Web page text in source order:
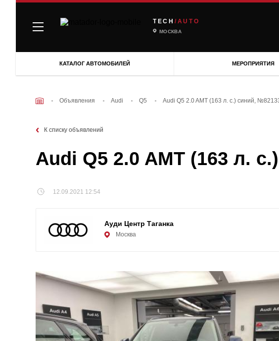
TECH /AUTO
МОСКВА
КАТАЛОГ АВТОМОБИЛЕЙ МЕРОПРИЯТИЯ
Объявления Audi Q5 Audi Q5 2.0 AMT (163 л. с.) синий,
К списку объявлений
Audi Q5 2.0 AMT (163 л.
12.09.2021 12:54
Ауди Центр Таганка
Москва